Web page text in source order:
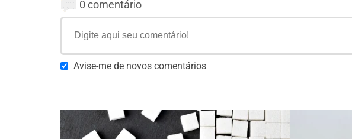
0 comentário
Avise-me de novos comentários